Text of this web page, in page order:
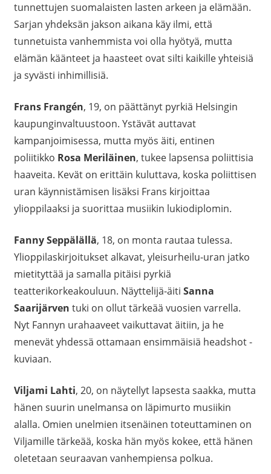
tunnettujen suomalaisten lasten arkeen ja elämään.
Sarjan yhdeksän jakson aikana käy ilmi, että
tunnetuista vanhemmista voi olla hyötyä, mutta
elämän käänteet ja haasteet ovat silti kaikille yhteisiä
ja syvästi inhimillisiä.
Frans Frangén, 19, on päättänyt pyrkiä Helsingin
kaupunginvaltuustoon. Ystävät auttavat
kampanjoimisessa, mutta myös äiti, entinen
poliitikko Rosa Meriläinen, tukee lapsensa poliittisia
haaveita. Kevät on erittäin kuluttava, koska poliittisen
uran käynnistämisen lisäksi Frans kirjoittaa
ylioppilaaksi ja suorittaa musiikin lukiodiplomin.
Fanny Seppälällä, 18, on monta rautaa tulessa.
Ylioppilaskirjoitukset alkavat, yleisurheilu-uran jatko
mietityttää ja samalla pitäisi pyrkiä
teatterikorkeakouluun. Näyttelijä-äiti Sanna
Saarijärven tuki on ollut tärkeää vuosien varrella.
Nyt Fannyn urahaaveet vaikuttavat äitiin, ja he
menevät yhdessä ottamaan ensimmäisiä headshot -
kuviaan.
Viljami Lahti, 20, on näytellyt lapsesta saakka, mutta
hänen suurin unelmansa on läpimurto musiikin
alalla. Omien unelmien itsenäinen toteuttaminen on
Viljamille tärkeää, koska hän myös kokee, että hänen
oletetaan seuraavan vanhempiensa polkua.